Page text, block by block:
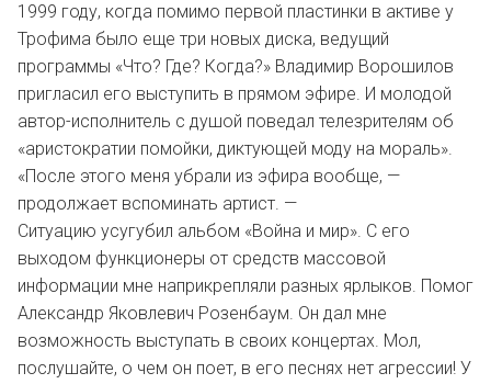
1999 году, когда помимо первой пластинки в активе у
Трофима было еще три новых диска, ведущий
программы «Что? Где? Когда?» Владимир Ворошилов
пригласил его выступить в прямом эфире. И молодой
автор-исполнитель с душой поведал телезрителям об
«аристократии помойки, диктующей моду на мораль».
«После этого меня убрали из эфира вообще, —
продолжает вспоминать артист. —
Ситуацию усугубил альбом «Война и мир». С его
выходом функционеры от средств массовой
информации мне наприкрепляли разных ярлыков. Помог
Александр Яковлевич Розенбаум. Он дал мне
возможность выступать в своих концертах. Мол,
послушайте, о чем он поет, в его песнях нет агрессии! У